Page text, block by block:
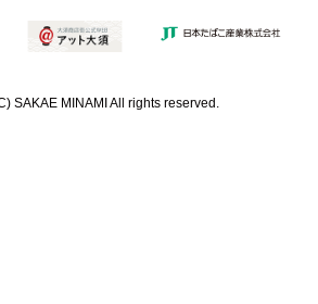
SAKAE MINAMI All rights reserved.